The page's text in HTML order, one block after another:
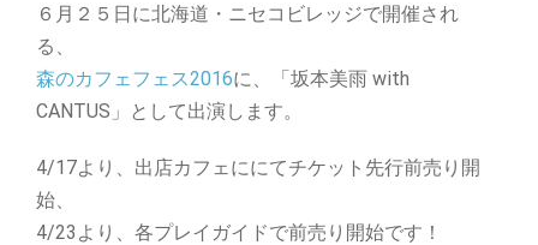
６月２５日に北海道・ニセコビレッジで開催され
る、
森のカフェフェス2016に、「坂本美雨 with
CANTUS」として出演します。
4/17より、出店カフェににてチケット先行前売り開
始、
4/23より、各プレイガイドで前売り開始です！